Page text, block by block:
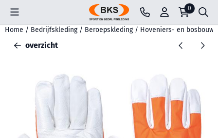
Cookievoorkeuren zijn beschikbaar. Kies instellingen of sta
0
Home / Bedrijfskleding / Beroepskleding / Hoveniers- en
overzicht